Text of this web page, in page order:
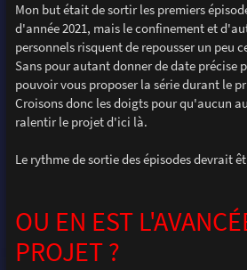
Mon but était de sortir les premiers
d'année 2021, mais le confinement et
personnels risquent de repousser un peu
Sans pour autant donner de date précise
pouvoir vous proposer la série durant le
Croisons donc les doigts pour qu'aucun
ralentir le projet d'ici là.
Le rythme de sortie des épisodes devrait
OU EN EST
PROJET ?